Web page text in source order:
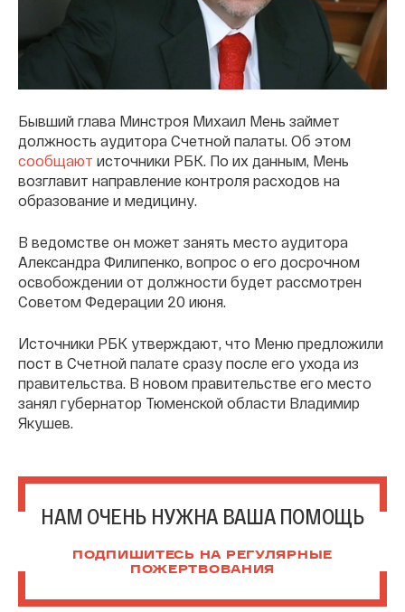
Бывший глава Минстроя Михаил Мень займет
должность аудитора Счетной палаты. Об этом
сообщают источники РБК. По их данным, Мень
возглавит направление контроля расходов на
образование и медицину.
В ведомстве он может занять место аудитора
Александра Филипенко, вопрос о его досрочном
освобождении от должности будет рассмотрен
Советом Федерации 20 июня.
Источники РБК утверждают, что Меню предложили
пост в Счетной палате сразу после его ухода из
правительства. В новом правительстве его место
занял губернатор Тюменской области Владимир
Якушев.
НАМ ОЧЕНЬ НУЖНА ВАША ПОМОЩЬ
ПОДПИШИТЕСЬ НА РЕГУЛЯРНЫЕ
ПОЖЕРТВОВАНИЯ